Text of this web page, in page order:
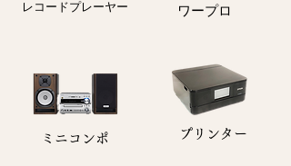
レコードプレーヤー ワープロ
​ミニコンポ プリンター